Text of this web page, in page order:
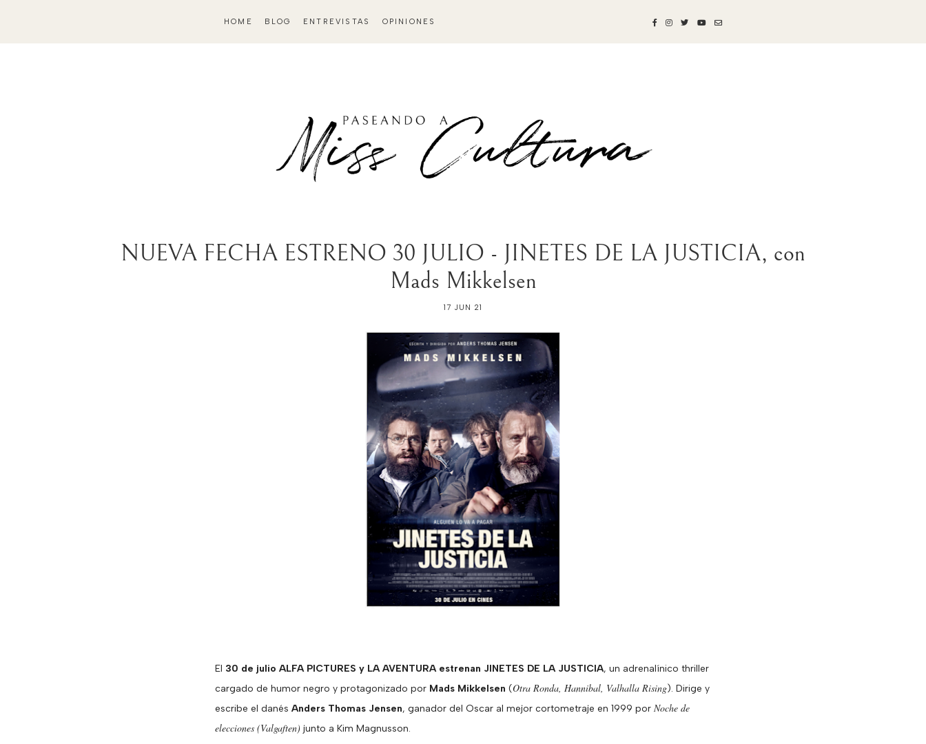
HOME BLOG ENTREVISTAS OPINIONES
NUEVA FECHA ESTRENO 30 JULIO - JINETES DE LA JUSTICIA, con
Mads Mikkelsen
17 JUN 21
El 30 de julio ALFA PICTURES y LA AVENTURA estrenan JINETES DE LA JUSTICIA, un adrenalínico thriller
cargado de humor negro y protagonizado por Mads Mikkelsen (Otra Ronda, Hannibal, Valhalla Rising). Dirige y
escribe el danés Anders Thomas Jensen, ganador del Oscar al mejor cortometraje en 1999 por Noche de
elecciones (Valgaften) junto a Kim Magnusson.